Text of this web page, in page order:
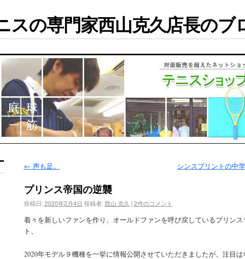
スの専門家西山克久店長のブ
← 声も足。 シンスプリントの中
プリンス帝国の逆襲
投稿日: 2020年2月4日 投稿者: 西山 克久 | 2件のコメント
着々を新しいファンを作り、オールドファンを呼び戻しているプリンス
ト、
2020年モデル９機種を一挙に情報公開させていただきましたが、注目は